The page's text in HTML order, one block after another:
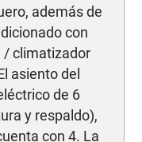
además de
con
/ climatizador
asiento del
de 6
y respaldo),
con 4. La